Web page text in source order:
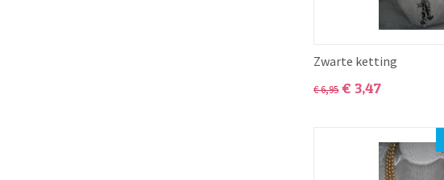
Zwarte ketting
€6,95 € 3,47